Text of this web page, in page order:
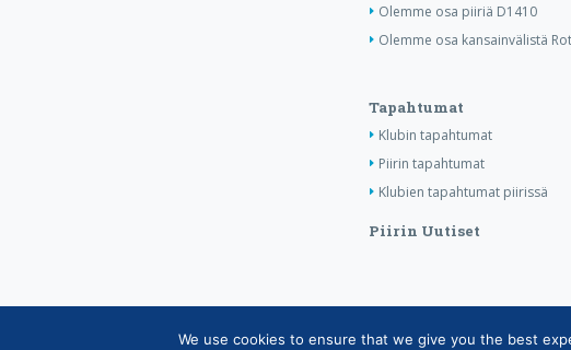
Olemme osa piiriä D1410
Olemme osa kansainvälistä
Tapahtumat
Klubin tapahtumat
Piirin tapahtumat
Klubien tapahtumat piirissä
Piirin Uutiset
Copyright © Suomen Rotarypalvelu ry 2026 |
We use cookies to ensure that we give you the best